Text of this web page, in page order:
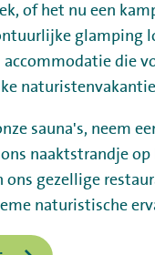
of het nu een
glamping
die
sauna's, neem
naaktstrandje
gezellige
naturistische